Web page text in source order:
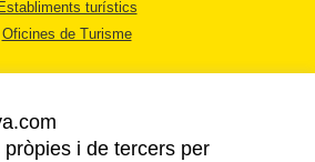
Establiments turístics
Oficines de Turisme
i de tercers per